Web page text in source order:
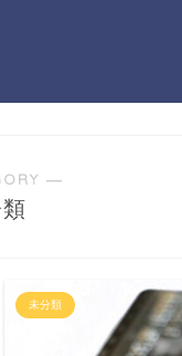
―
未分類